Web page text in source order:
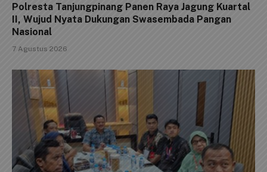
Polresta Tanjungpinang Panen Raya Jagung Kuartal
II, Wujud Nyata Dukungan Swasembada Pangan
Nasional
7 Agustus 2026